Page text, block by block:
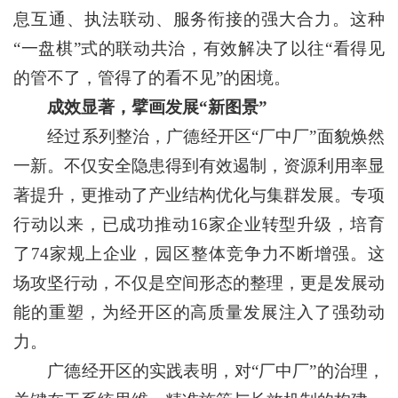
息互通、执法联动、服务衔接的强大合力。这种
“一盘棋”式的联动共治，有效解决了以往“看得见
的管不了，管得了的看不见”的困境。
成效显著，擘画发展“新图景”
经过系列整治，广德经开区“厂中厂”面貌焕然
一新。不仅安全隐患得到有效遏制，资源利用率显
著提升，更推动了产业结构优化与集群发展。专项
行动以来，已成功推动16家企业转型升级，培育
了74家规上企业，园区整体竞争力不断增强。这
场攻坚行动，不仅是空间形态的整理，更是发展动
能的重塑，为经开区的高质量发展注入了强劲动
力。
广德经开区的实践表明，对“厂中厂”的治理，